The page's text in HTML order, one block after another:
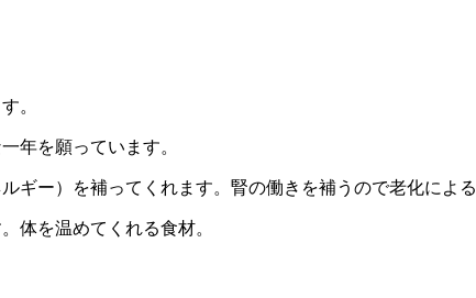
。
年を願っています。
ギー）を補ってくれます。腎の働きを補うので老化によ
体を温めてくれる食材。